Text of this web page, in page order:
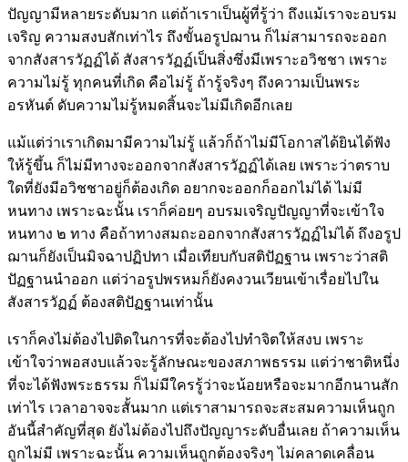
ปัญญามีหลายระดับมาก แต่ถ้าเราเป็นผู้ที่รู้ว่า ถึงแม้เราจะอบรม
เจริญ ความสงบสักเท่าไร ถึงขั้นอรูปฌาน ก็ไม่สามารถจะออก
จากสังสารวัฏฏ์ได้ สังสารวัฏฏ์เป็นสิ่งซึ่งมีเพราะอวิชชา เพราะ
ความไม่รู้ ทุกคนที่เกิด คือไม่รู้ ถ้ารู้จริงๆ ถึงความเป็นพระ
อรหันต์ ดับความไม่รู้หมดสิ้นจะไม่มีเกิดอีกเลย
แม้แต่ว่าเราเกิดมามีความไม่รู้ แล้วก็ถ้าไม่มีโอกาสได้ยินได้ฟัง
ให้รู้ขึ้น ก็ไม่มีทางจะออกจากสังสารวัฏฏ์ได้เลย เพราะว่าตราบ
ใดที่ยังมีอวิชชาอยู่ก็ต้องเกิด อยากจะออกก็ออกไม่ได้ ไม่มี
หนทาง เพราะฉะนั้น เราก็ค่อยๆ อบรมเจริญปัญญาที่จะเข้าใจ
หนทาง ๒ ทาง คือถ้าทางสมถะออกจากสังสารวัฏฏ์ไม่ได้ ถึงอรูป
ฌานก็ยังเป็นมิจฉาปฏิปทา เมื่อเทียบกับสติปัฏฐาน เพราะว่าสติ
ปัฏฐานนำออก แต่ว่าอรูปพรหมก็ยังคงวนเวียนเข้าเรื่อยไปใน
สังสารวัฏฏ์ ต้องสติปัฏฐานเท่านั้น
เราก็คงไม่ต้องไปติดในการที่จะต้องไปทำจิตให้สงบ เพราะ
เข้าใจว่าพอสงบแล้วจะรู้ลักษณะของสภาพธรรม แต่ว่าชาติหนึ่ง
ที่จะได้ฟังพระธรรม ก็ไม่มีใครรู้ว่าจะน้อยหรือจะมากอีกนานสัก
เท่าไร เวลาอาจจะสั้นมาก แต่เราสามารถจะสะสมความเห็นถูก
อันนี้สำคัญที่สุด ยังไม่ต้องไปถึงปัญญาระดับอื่นเลย ถ้าความเห็น
ถูกไม่มี เพราะฉะนั้น ความเห็นถูกต้องจริงๆ ไม่คลาดเคลื่อน